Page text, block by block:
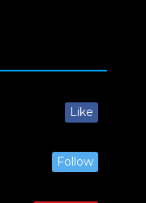
Like
Follow